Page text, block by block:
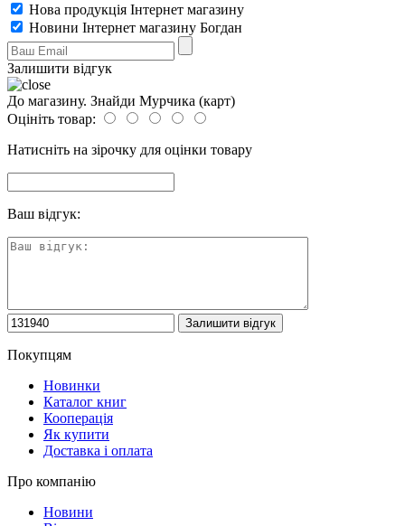
Нова продукція Інтернет магазину
Новини Інтернет магазину Богдан
Залишити відгук
До магазину. Знайди Мурчика (карт)
Оцініть товар:
Натисніть на зірочку для оцінки товару
Ваш відгук:
Покупцям
Новинки
Каталог книг
Кооперація
Як купити
Доставка і оплата
Про компанію
Новини